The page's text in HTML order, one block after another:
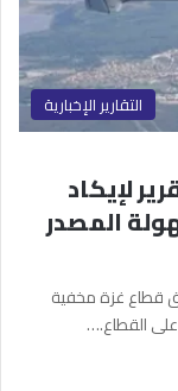
التقارير الإخبارية
لإيكاد
المصدر
قطاع غزة مخفية
القطاع.…